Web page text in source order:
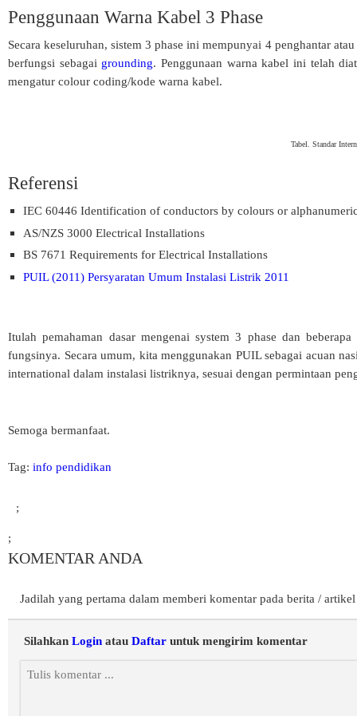
Penggunaan Warna Kabel 3 Phase
Secara keseluruhan, sistem 3 phase ini mempunyai 4 penghantar
berfungsi sebagai grounding. Penggunaan warna kabel ini telah
mengatur colour coding/kode warna kabel.
Tabel. Standar
Referensi
IEC 60446 Identification of conductors by colours or
AS/NZS 3000 Electrical Installations
BS 7671 Requirements for Electrical Installations
PUIL (2011) Persyaratan Umum Instalasi Listrik 2011
Itulah pemahaman dasar mengenai system 3 phase dan
fungsinya. Secara umum, kita menggunakan PUIL sebagai acuan
international dalam instalasi listriknya, sesuai dengan permintaan
Semoga bermanfaat.
Tag: info pendidikan
;
;
KOMENTAR ANDA
Jadilah yang pertama dalam memberi komentar pada berita /
Silahkan Loginatau Daftaruntuk mengirim komentar